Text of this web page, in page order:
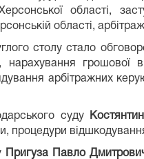
області,
області,
столу стало
нарахування грошової
арбітражних
суду
процедури
Пригуза Павло